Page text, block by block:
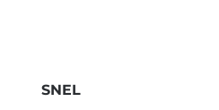
SNEL